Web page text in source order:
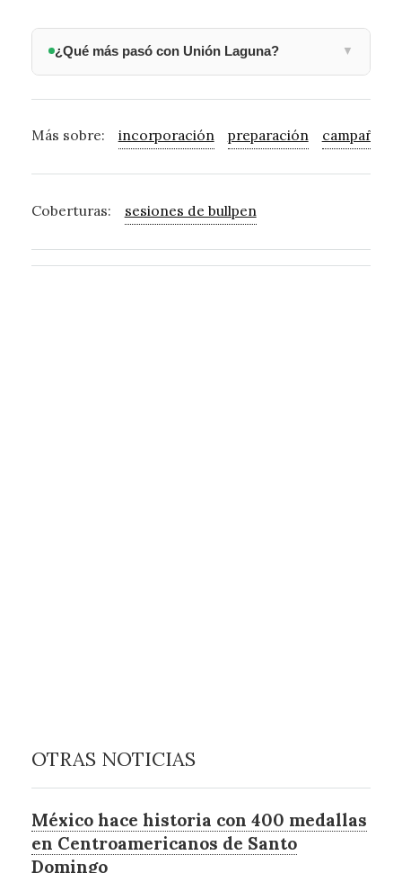
¿Qué más pasó con Unión Laguna? ▼
Más sobre: incorporación preparación campaña
Coberturas: sesiones de bullpen
OTRAS NOTICIAS
México hace historia con 400 medallas
en Centroamericanos de Santo
Domingo